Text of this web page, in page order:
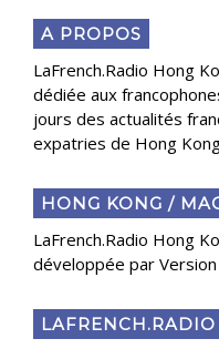
A PROPOS
LaFrench.Radio Hong
dédiée aux
jours des actualités
expatries de Hong
HONG KONG /
LaFrench.Radio Hong
développée par
LAFRENCH.RADIO